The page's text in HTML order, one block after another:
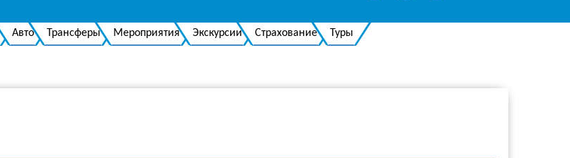
Авто Трансферы Мероприятия Экскурсии Страхование Туры